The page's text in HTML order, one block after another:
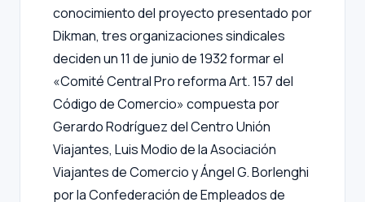
conocimiento del proyecto presentado por
Dikman, tres organizaciones sindicales
deciden un 11 de junio de 1932 formar el
«Comité Central Pro reforma Art. 157 del
Código de Comercio» compuesta por
Gerardo Rodríguez del Centro Unión
Viajantes, Luis Modio de la Asociación
Viajantes de Comercio y Ángel G. Borlenghi
por la Confederación de Empleados de